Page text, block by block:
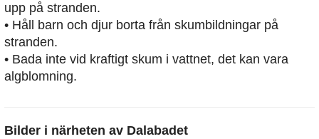
upp på stranden.
• Håll barn och djur borta från skumbildningar på
stranden.
• Bada inte vid kraftigt skum i vattnet, det kan vara
algblomning.
Bilder i närheten av Dalabadet